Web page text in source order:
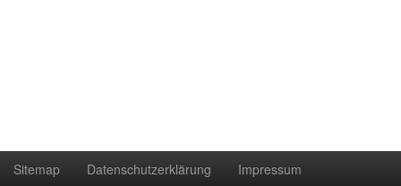
Sitemap Datenschutzerklärung Impressum